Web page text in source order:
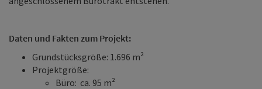
Daten und Fakten zum Projekt:
Grundstücksgröße: 1.696 m²
Projektgröße:
Büro: ca. 95 m²